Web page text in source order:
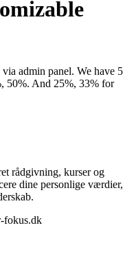
admin panel. We have 5
50%. And 25%, 33% for
rådgivning, kurser og
dine personlige værdier,
fokus.dk